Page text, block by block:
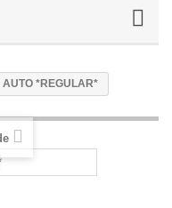
*REGULAR*